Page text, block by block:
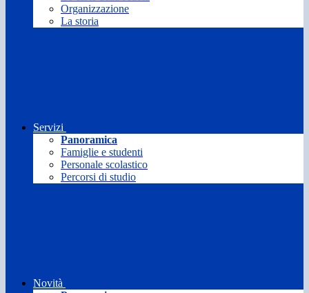
Organizzazione
La storia
Servizi
Panoramica
Famiglie e studenti
Personale scolastico
Percorsi di studio
Novità